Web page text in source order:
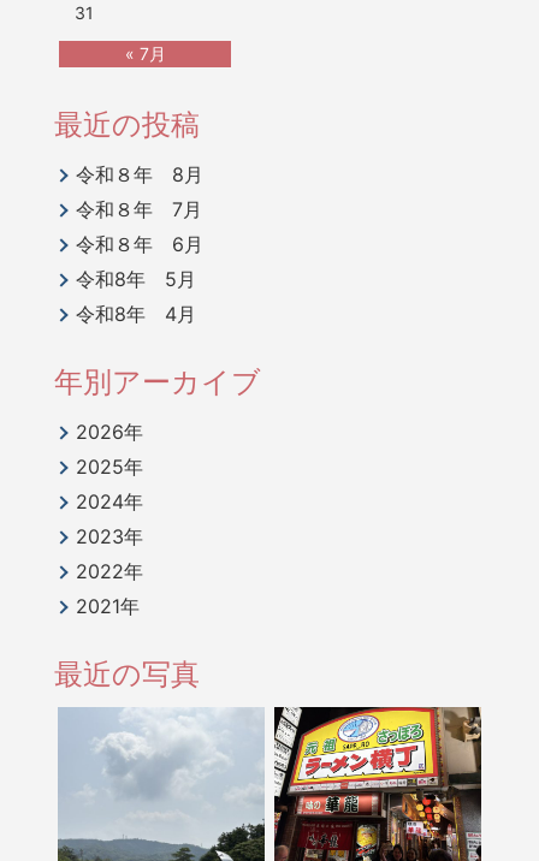
« 7月
31
最近の投稿
令和８年 8月
令和８年 7月
令和８年 6月
令和8年 5月
令和8年 4月
年別アーカイブ
2026年
2025年
2024年
2023年
2022年
2021年
最近の写真